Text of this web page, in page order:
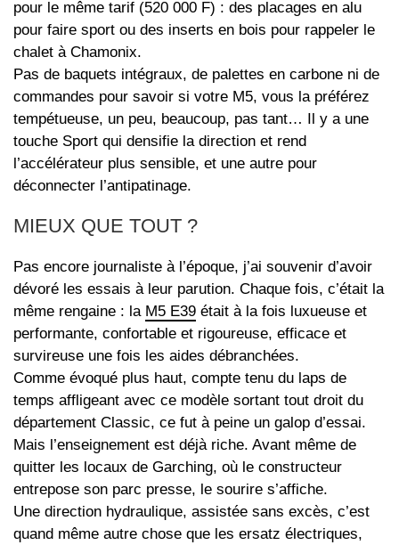
pour le même tarif (520 000 F) : des placages en alu
pour faire sport ou des inserts en bois pour rappeler le
chalet à Chamonix.
Pas de baquets intégraux, de palettes en carbone ni de
commandes pour savoir si votre M5, vous la préférez
tempétueuse, un peu, beaucoup, pas tant… Il y a une
touche Sport qui densifie la direction et rend
l’accélérateur plus sensible, et une autre pour
déconnecter l’antipatinage.
MIEUX QUE TOUT ?
Pas encore journaliste à l’époque, j’ai souvenir d’avoir
dévoré les essais à leur parution. Chaque fois, c’était la
même rengaine : la M5 E39 était à la fois luxueuse et
performante, confortable et rigoureuse, efficace et
survireuse une fois les aides débranchées.
Comme évoqué plus haut, compte tenu du laps de
temps affligeant avec ce modèle sortant tout droit du
département Classic, ce fut à peine un galop d’essai.
Mais l’enseignement est déjà riche. Avant même de
quitter les locaux de Garching, où le constructeur
entrepose son parc presse, le sourire s’affiche.
Une direction hydraulique, assistée sans excès, c’est
quand même autre chose que les ersatz électriques,